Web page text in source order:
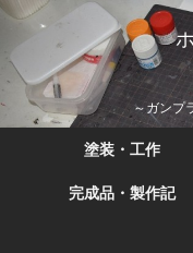
～ガンプ
塗装・工作
完成品・製作記